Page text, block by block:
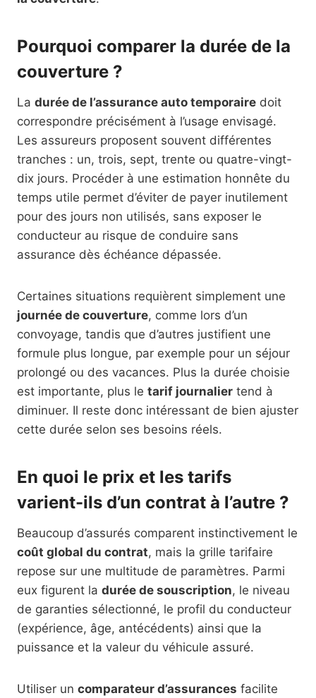
Pourquoi comparer la durée de la
couverture ?
La durée de l’assurance auto temporaire doit
correspondre précisément à l’usage envisagé.
Les assureurs proposent souvent différentes
tranches : un, trois, sept, trente ou quatre-vingt-
dix jours. Procéder à une estimation honnête du
temps utile permet d’éviter de payer inutilement
pour des jours non utilisés, sans exposer le
conducteur au risque de conduire sans
assurance dès échéance dépassée.
Certaines situations requièrent simplement une
journée de couverture, comme lors d’un
convoyage, tandis que d’autres justifient une
formule plus longue, par exemple pour un séjour
prolongé ou des vacances. Plus la durée choisie
est importante, plus le tarif journalier tend à
diminuer. Il reste donc intéressant de bien ajuster
cette durée selon ses besoins réels.
En quoi le prix et les tarifs
varient-ils d’un contrat à l’autre ?
Beaucoup d’assurés comparent instinctivement le
coût global du contrat, mais la grille tarifaire
repose sur une multitude de paramètres. Parmi
eux figurent la durée de souscription, le niveau
de garanties sélectionné, le profil du conducteur
(expérience, âge, antécédents) ainsi que la
puissance et la valeur du véhicule assuré.
Utiliser un comparateur d’assurances facilite